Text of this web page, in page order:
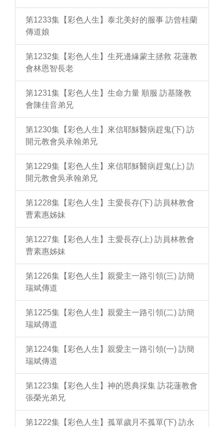
第1233集【彩色人生】泰北美好的服事 訪曾桂蘭
傳道娘
第1232集【彩色人生】生死邊緣蒙主拯救 花蓮教
會林恩智長老
第1231集【彩色人生】生命力量 順服 訪基隆教
會陳佳音弟兄
第1230集【彩色人生】來信耶穌醫病趕鬼(下) 訪
開元教會吳承翰弟兄
第1229集【彩色人生】來信耶穌醫病趕鬼(上) 訪
開元教會吳承翰弟兄
第1228集【彩色人生】主愛長存(下) 訪員林教會
曹素惠姊妹
第1227集【彩色人生】主愛長存(上) 訪員林教會
曹素惠姊妹
第1226集【彩色人生】親愛主一路引領(三) 訪簡
瑞斌傳道
第1225集【彩色人生】親愛主一路引領(二) 訪簡
瑞斌傳道
第1224集【彩色人生】親愛主一路引領(一) 訪簡
瑞斌傳道
第1223集【彩色人生】神的恩典採集 訪花蓮教會
張榮光弟兄
第1222集【彩色人生】孤單歲月不孤單(下) 訪永